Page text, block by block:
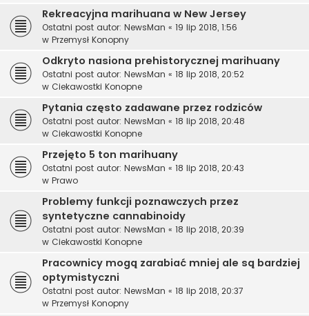
Rekreacyjna marihuana w New Jersey
Ostatni post autor: NewsMan « 19 lip 2018, 1:56
w Przemysł Konopny
Odkryto nasiona prehistorycznej marihuany
Ostatni post autor: NewsMan « 18 lip 2018, 20:52
w Ciekawostki Konopne
Pytania często zadawane przez rodziców
Ostatni post autor: NewsMan « 18 lip 2018, 20:48
w Ciekawostki Konopne
Przejęto 5 ton marihuany
Ostatni post autor: NewsMan « 18 lip 2018, 20:43
w Prawo
Problemy funkcji poznawczych przez
syntetyczne cannabinoidy
Ostatni post autor: NewsMan « 18 lip 2018, 20:39
w Ciekawostki Konopne
Pracownicy mogą zarabiać mniej ale są bardziej
optymistyczni
Ostatni post autor: NewsMan « 18 lip 2018, 20:37
w Przemysł Konopny